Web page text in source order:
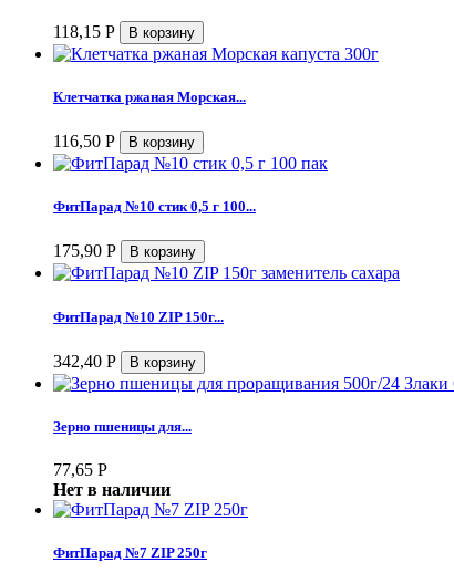
118,15 Р
Клетчатка ржаная Морская...
116,50 Р
ФитПарад №10 стик 0,5 г 100...
175,90 Р
ФитПарад №10 ZIP 150г...
342,40 Р
Зерно пшеницы для...
77,65 Р
Нет в наличии
ФитПарад №7 ZIP 250г